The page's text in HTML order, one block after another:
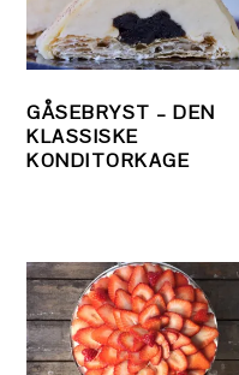
GÅSEBRYST – DEN
KLASSISKE
KONDITORKAGE